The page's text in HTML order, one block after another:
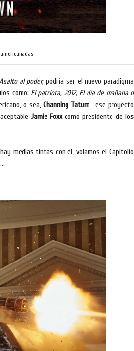
Asalto al poder, podría ser el nuevo paradigma
como: El patriota, 2012, El día de mañana o
o sea,Channing Tatum -ese proyecto
Jamie Foxxcomo presidente de los
medias tintas con él, volamos el Capitolio